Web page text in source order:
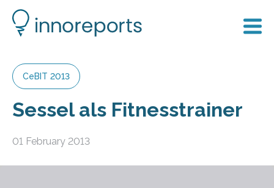
CeBIT 2013
Sessel als Fitnesstrainer
01 February 2013